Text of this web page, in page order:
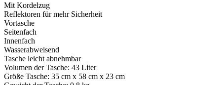
Mit Kordelzug
Reflektoren für mehr Sicherheit
Vortasche
Seitenfach
Innenfach
Wasserabweisend
Tasche leicht abnehmbar
Volumen der Tasche: 43 Liter
Größe Tasche: 35 cm x 58 cm x 23 cm